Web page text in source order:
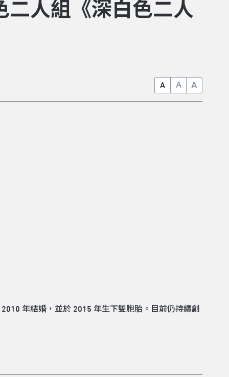
二人組《深白色二人
A A A
年結婚，並於 2015 年生下雙胞胎。目前仍持續創